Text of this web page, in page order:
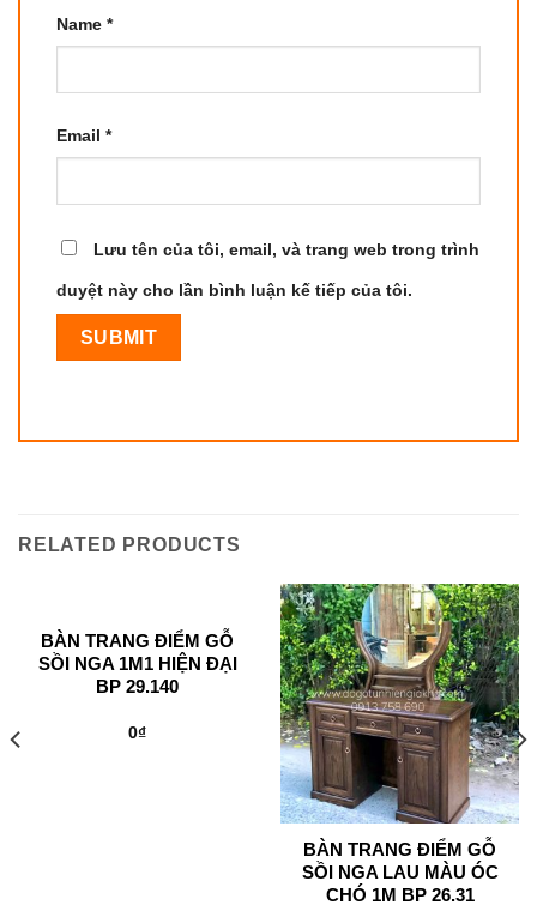
Name *
Email *
Lưu tên của tôi, email, và trang web trong trình
duyệt này cho lần bình luận kế tiếp của tôi.
RELATED PRODUCTS
BÀN TRANG ĐIỂM GỖ
SỒI NGA 1M1 HIỆN ĐẠI
BP 29.140
0₫
BÀN TRANG ĐIỂM GỖ
SỒI NGA LAU MÀU ÓC
CHÓ 1M BP 26.31